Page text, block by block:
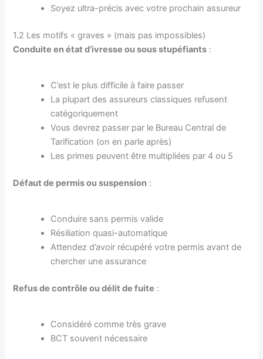
Soyez ultra-précis avec votre prochain assureur
1.2 Les motifs « graves » (mais pas impossibles)
Conduite en état d’ivresse ou sous stupéfiants :
C’est le plus difficile à faire passer
La plupart des assureurs classiques refusent
catégoriquement
Vous devrez passer par le Bureau Central de
Tarification (on en parle après)
Les primes peuvent être multipliées par 4 ou 5
Défaut de permis ou suspension :
Conduire sans permis valide
Résiliation quasi-automatique
Attendez d’avoir récupéré votre permis avant de
chercher une assurance
Refus de contrôle ou délit de fuite :
Considéré comme très grave
BCT souvent nécessaire